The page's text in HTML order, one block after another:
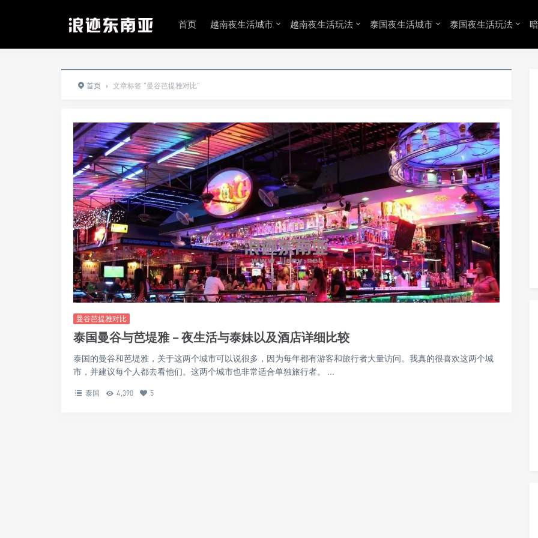
首页 越南夜生活城市 越南夜生活玩法 泰国夜生活城市 泰国夜生活玩法
首页 › 文章标签 "曼谷芭提雅对比"
曼谷芭提雅对比
泰国曼谷与芭堤雅 – 夜生活与泰妹以及酒店详细比较
泰国的曼谷和芭堤雅，关于这两个城市可以说很多，因为每年都有游客和旅行者大量访问。我真的很喜欢这两个城
市，并建议每个人都去看他们。这两个城市也非常适合单独旅行者。 ...
泰国 4,390 5